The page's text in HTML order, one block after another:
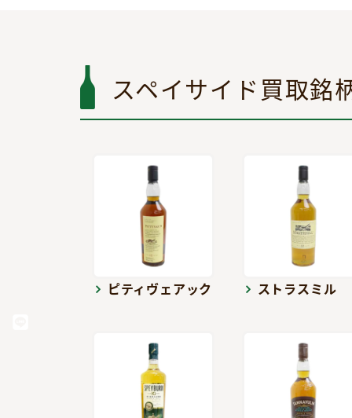
スペイサイド買取銘
ピティヴェアック ストラスミル